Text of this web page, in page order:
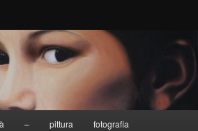
– pittura fotografia